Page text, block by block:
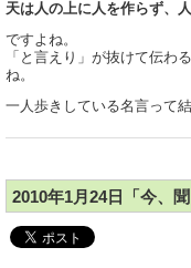
天は人の上に人を作らず、
ですよね。
「と言えり」が抜けて伝わ
ね。
一人歩きしている名言って
2010年1月24日「今、